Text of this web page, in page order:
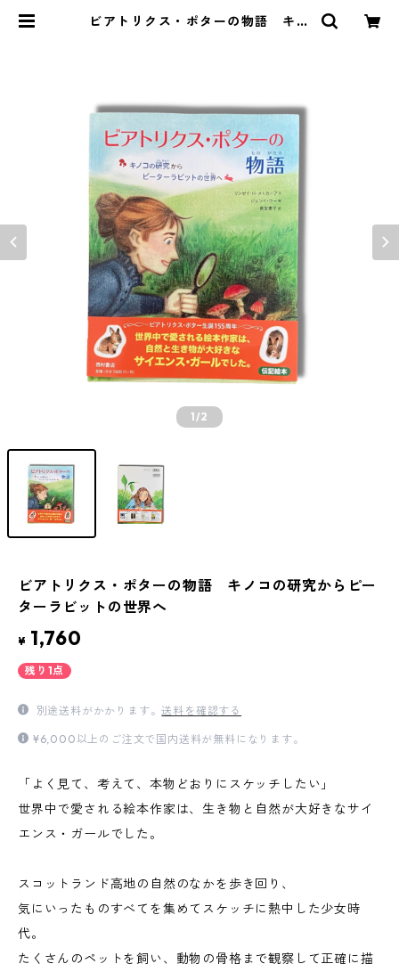
ビアトリクス・ポターの物語 キノ
1/2
ビアトリクス・ポターの物語 キノコの研究からピー
ターラビットの世界へ
¥ 1,760
残り1点
別途送料がかかります。送料を確認する
¥6,000以上のご注文で国内送料が無料になります。
「よく見て、考えて、本物どおりにスケッチしたい」
世界中で愛される絵本作家は、生き物と自然が大好きなサイ
エンス・ガールでした。
スコットランド高地の自然のなかを歩き回り、
気にいったものすべてを集めてスケッチに熱中した少女時
代。
たくさんのペットを飼い、動物の骨格まで観察して正確に描